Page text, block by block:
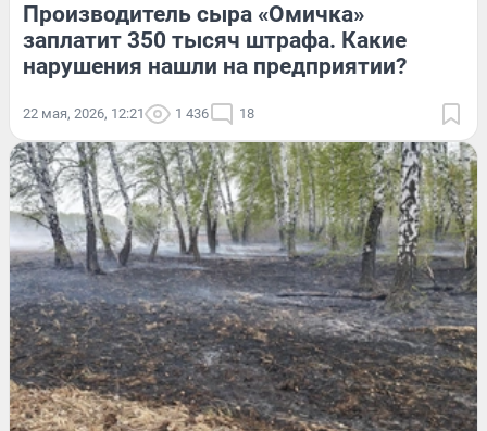
Производитель сыра «Омичка»
заплатит 350 тысяч штрафа. Какие
нарушения нашли на предприятии?
22 мая, 2026, 12:21 1 436 18